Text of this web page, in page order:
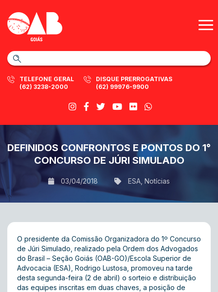
TELEFONE GERAL
(62) 3238-2000
DISQUE PRERROGATIVAS
(62) 99976-9900
DEFINIDOS CONFRONTOS E PONTOS DO 1°
CONCURSO DE JÚRI SIMULADO
03/04/2018 ESA Notícias
O presidente da Comissão Organizadora do 1º Concurso
de Júri Simulado, realizado pela Ordem dos Advogados
do Brasil – Seção Goiás (OAB-GO)/Escola Superior de
Advocacia (ESA), Rodrigo Lustosa, promoveu na tarde
desta segunda-feira (2 de abril) o sorteio e distribuição
das equipes inscritas em duas chaves, a posição de